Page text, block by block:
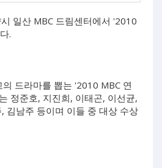
일산 MBC 드림센터에서 '2010
.
드라마를 뽑는 '2010 MBC 연
정준호, 지진희, 이태곤, 이선균,
김남주 등이며 이들 중 대상 수상